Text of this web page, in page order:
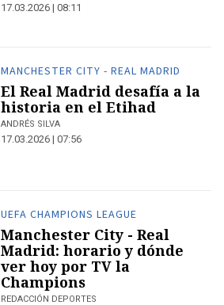
17.03.2026 | 08:11
MANCHESTER CITY - REAL MADRID
El Real Madrid desafía a la
historia en el Etihad
ANDRÉS SILVA
17.03.2026 | 07:56
UEFA CHAMPIONS LEAGUE
Manchester City - Real
Madrid: horario y dónde
ver hoy por TV la
Champions
REDACCIÓN DEPORTES